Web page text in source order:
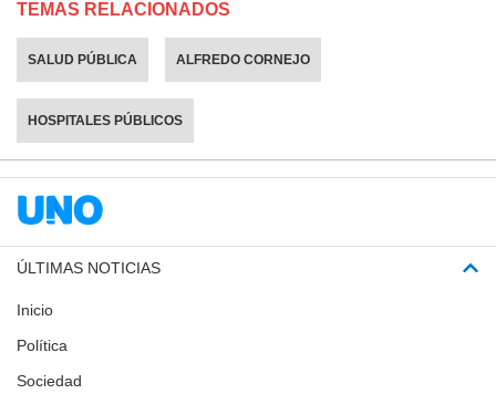
TEMAS RELACIONADOS
SALUD PÚBLICA ALFREDO CORNEJO
HOSPITALES PÚBLICOS
ÚLTIMAS NOTICIAS
Inicio
Política
Sociedad